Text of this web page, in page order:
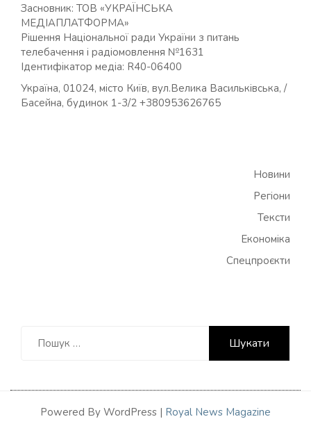
Засновник: ТОВ «УКРАЇНСЬКА
МЕДІАПЛАТФОРМА»
Рішення Національної ради України з питань
телебачення і радіомовлення №1631
Ідентифікатор медіа: R40-06400
Україна, 01024, місто Київ, вул.Велика Васильківська, /
Басейна, будинок 1-3/2 +380953626765
Новини
Регіони
Тексти
Економіка
Спецпроєкти
Powered By WordPress | Royal News Magazine